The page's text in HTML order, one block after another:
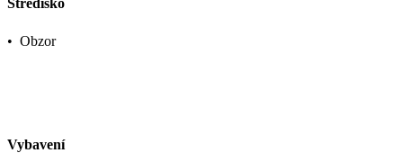
Středisko
• Obzor
Vybavení